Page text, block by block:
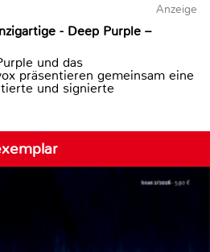
Anzeige
- Deep Purple –
und das
präsentieren gemeinsam eine
und signierte